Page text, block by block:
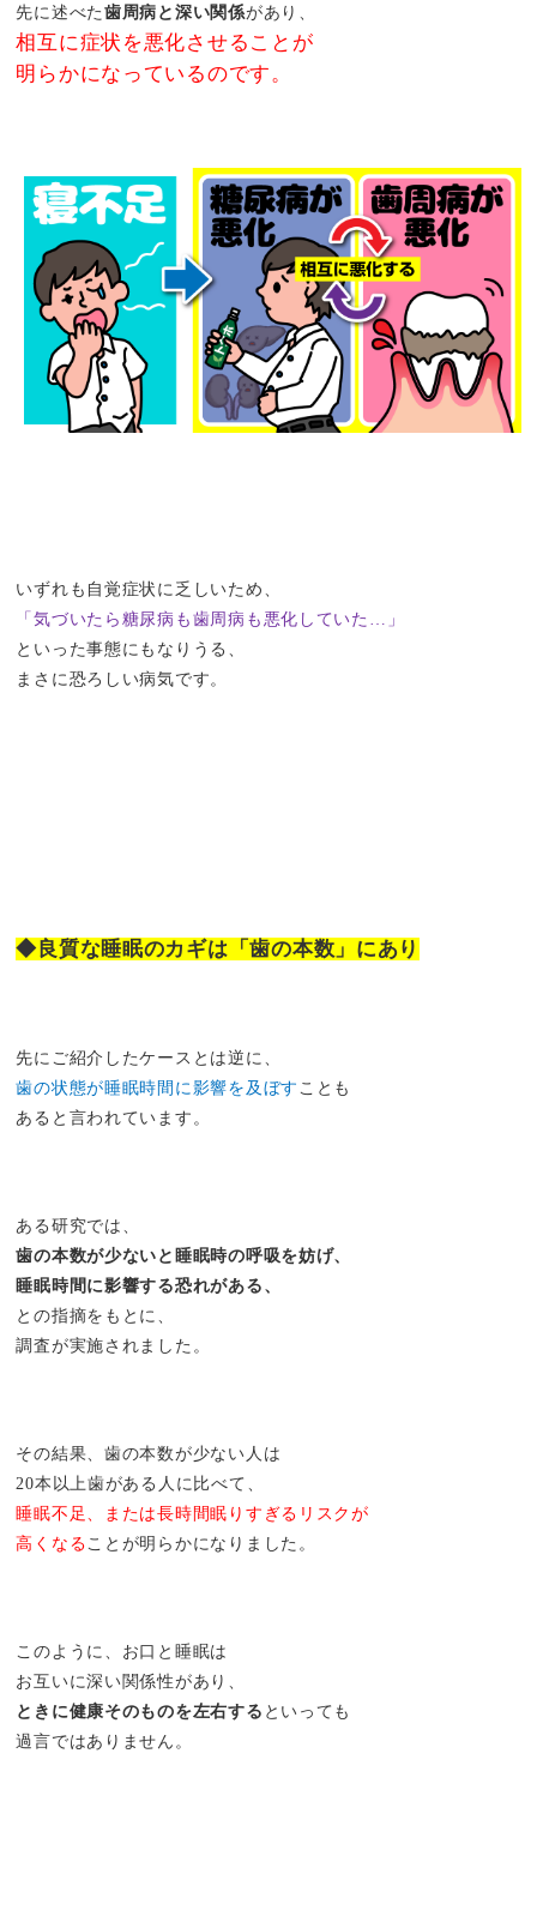
先に述べた歯周病と深い関係があり、
相互に症状を悪化させることが
明らかになっているのです。
いずれも自覚症状に乏しいため、
「気づいたら糖尿病も歯周病も悪化していた…」
といった事態にもなりうる、
まさに恐ろしい病気です。
◆良質な睡眠のカギは「歯の本数」にあり
先にご紹介したケースとは逆に、
歯の状態が睡眠時間に影響を及ぼすことも
あると言われています。
ある研究では、
歯の本数が少ないと睡眠時の呼吸を妨げ、
睡眠時間に影響する恐れがある、
との指摘をもとに、
調査が実施されました。
その結果、歯の本数が少ない人は
20本以上歯がある人に比べて、
睡眠不足、または長時間眠りすぎるリスクが
高くなることが明らかになりました。
このように、お口と睡眠は
お互いに深い関係性があり、
ときに健康そのものを左右する といっても
過言ではありません。